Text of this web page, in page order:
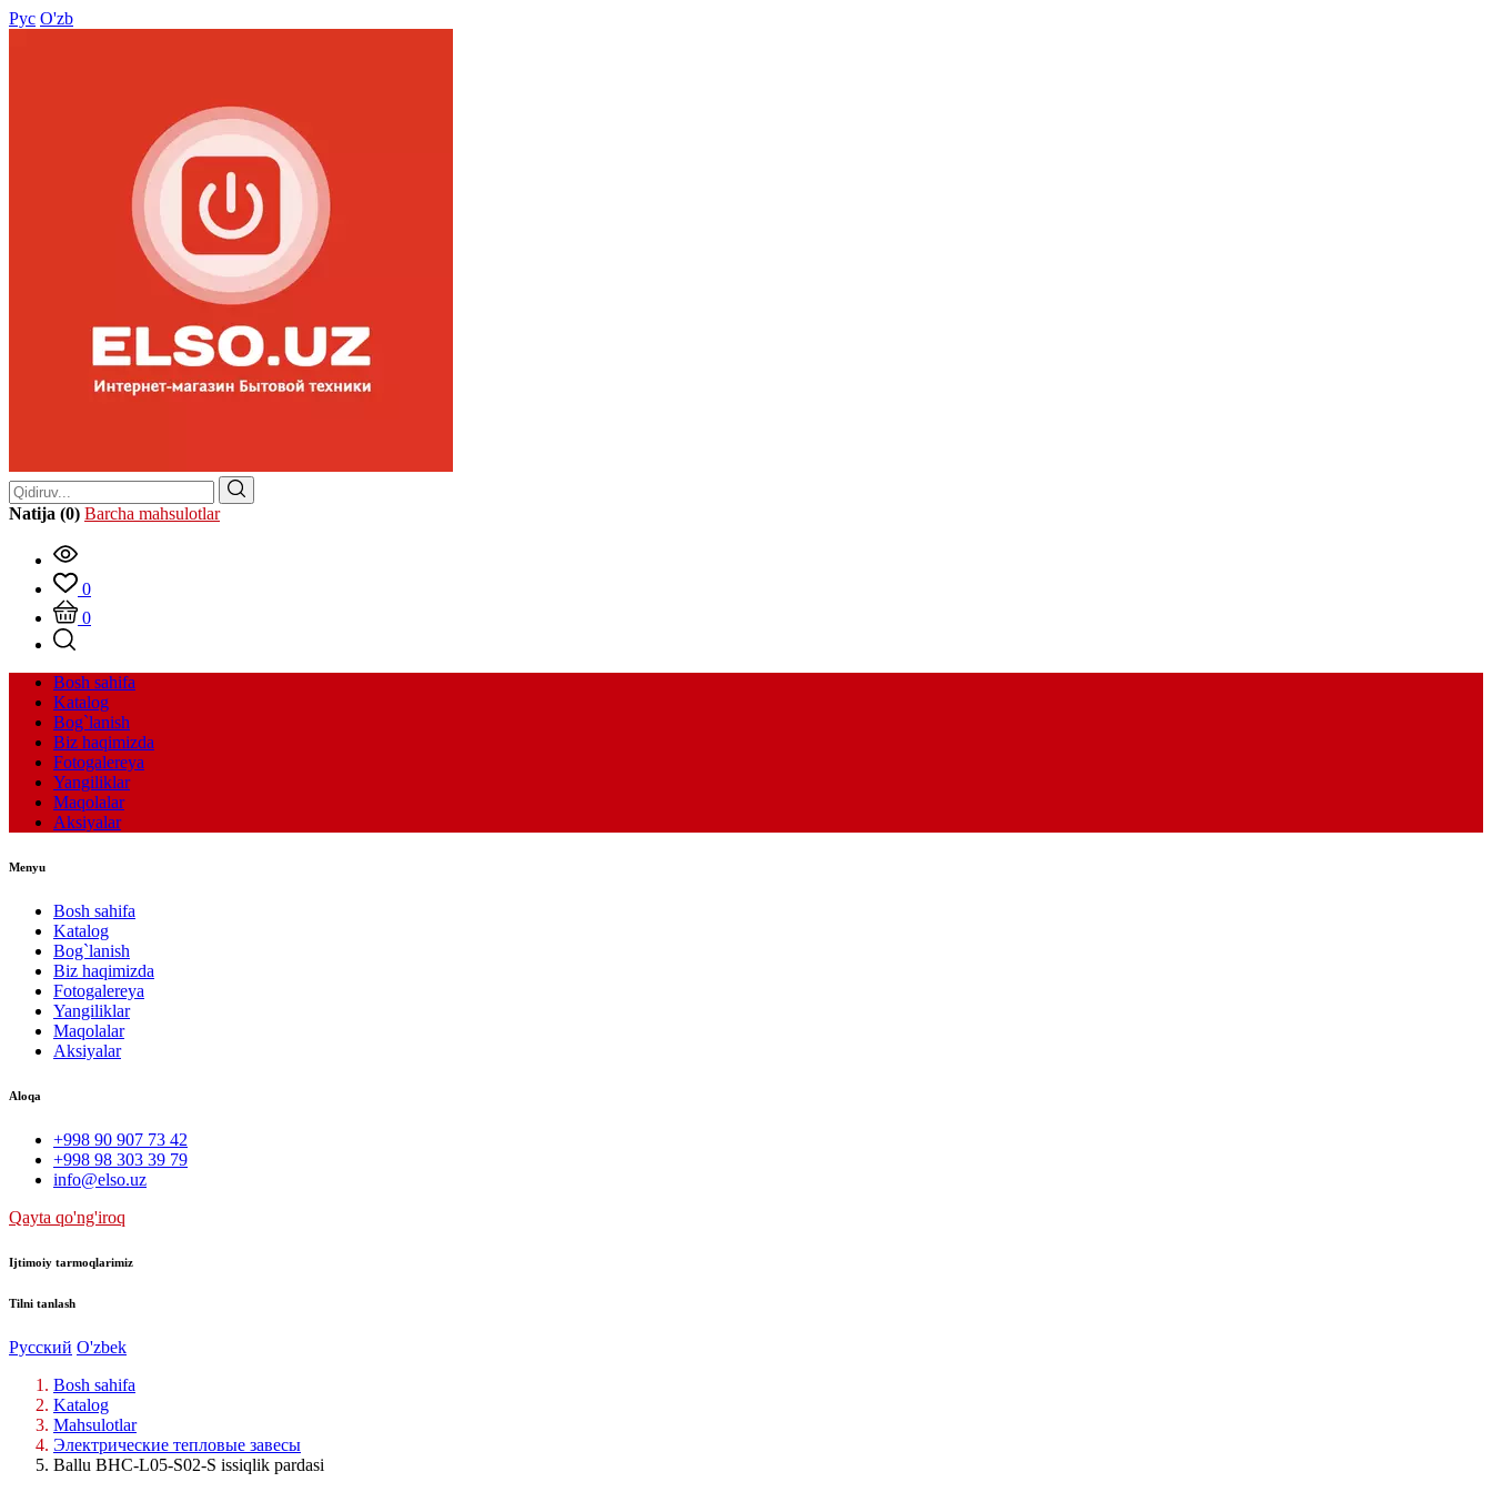
Рус O'zb
Natija (0) Barcha mahsulotlar
0
0
Bosh sahifa
Katalog
Bog`lanish
Biz haqimizda
Fotogalereya
Yangiliklar
Maqolalar
Aksiyalar
Menyu
Bosh sahifa
Katalog
Bog`lanish
Biz haqimizda
Fotogalereya
Yangiliklar
Maqolalar
Aksiyalar
Aloqa
+998 90 907 73 42
+998 98 303 39 79
info@elso.uz
Qayta qo'ng'iroq
Ijtimoiy tarmoqlarimiz
Tilni tanlash
Русский O'zbek
Bosh sahifa
Katalog
Mahsulotlar
Электрические тепловые завесы
Ballu BHC-L05-S02-S issiqlik pardasi